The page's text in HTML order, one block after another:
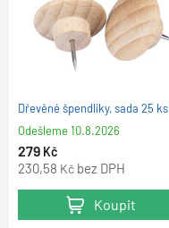
Dřevěné špendlíky, sada 25 ks
Odešleme10.8.2026
279 Kč
230,58 Kč bez DPH
Koupit